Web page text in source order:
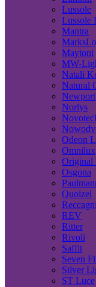
Lussole
Lussole
Mantra
Maytoni
MW-
Natali
Natural
Newport
Norlys
Odeon
Omnilux
Osgona
Quoizel
REV
Ritter
Rivoli
Saffit
Seven
Silver
ST Luce